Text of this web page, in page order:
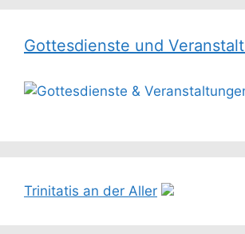
Gottesdienste und
Trinitatis an der Aller